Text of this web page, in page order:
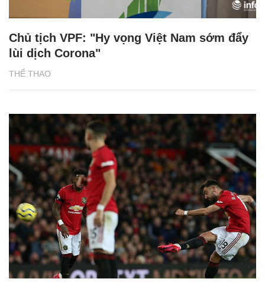
THỂ THAO
Chủ tịch VPF: "Hy vọng Việt Nam sớm đẩy
lùi dịch Corona"